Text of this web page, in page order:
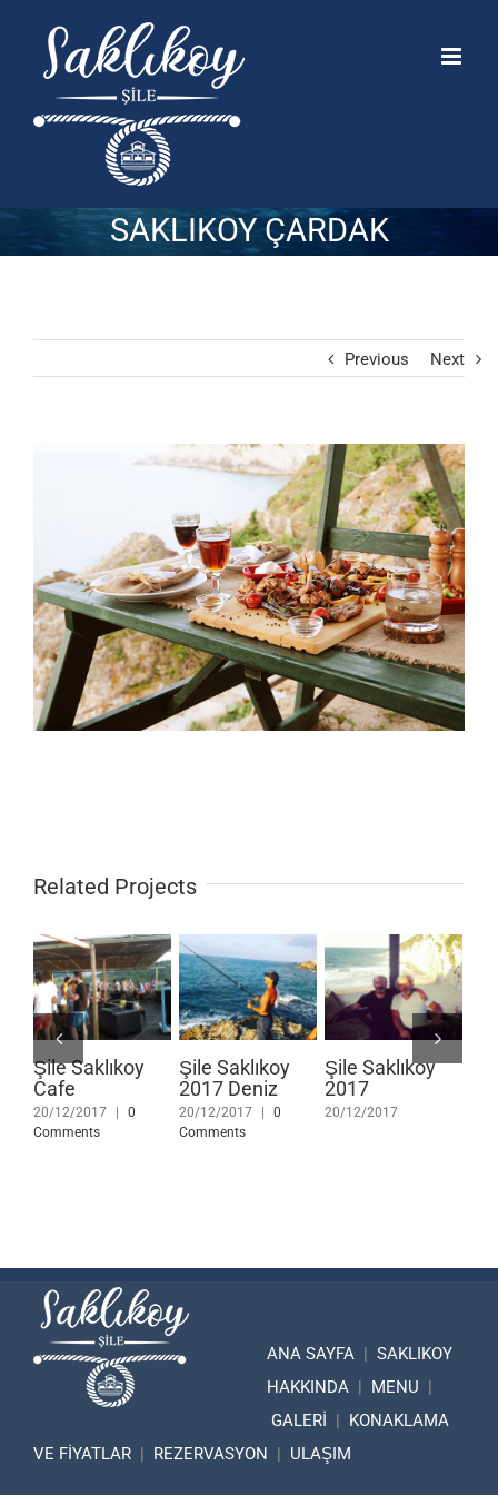
SAKLIKOY ÇARDAK
Previous Next
Related Projects
Şile Saklıkoy
Cafe
20/12/2017 |
0
Comments
Şile Saklıkoy
2017 Deniz
20/12/2017 |
0
Comments
Şile Saklıkoy
2017
20/12/2017
ANA SAYFA | SAKLIKOY
HAKKINDA | MENU |
GALERİ | KONAKLAMA
VE FİYATLAR | REZERVASYON | ULAŞIM